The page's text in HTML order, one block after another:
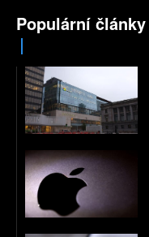
Populární články